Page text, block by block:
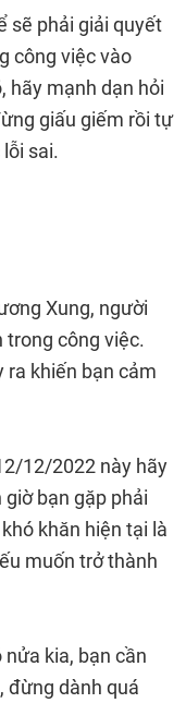
sẽ phải giải quyết
công việc vào
hãy mạnh dạn hỏi
giấu giếm rồi tự
sai.
Xung, người
trong công việc.
ra khiến bạn cảm
12/2022 này hãy
giờ bạn gặp phải
khăn hiện tại là
muốn trở thành
kia, bạn cần
đừng dành quá